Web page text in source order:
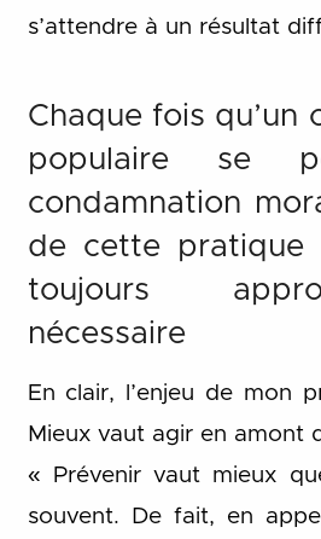
s’attendre à un résultat
Chaque fois qu’un
populaire se
condamnation
de cette pratique
toujours
nécessaire
En clair, l’enjeu de mon
Mieux vaut agir en amont
« Prévenir vaut mieux
souvent. De fait, en